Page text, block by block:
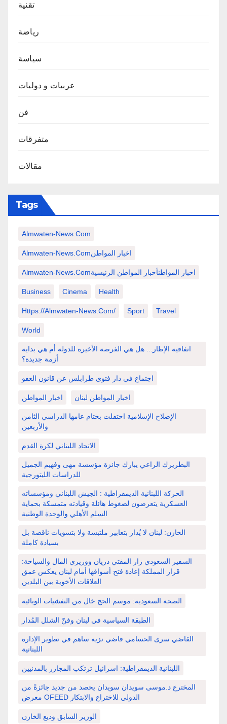
تقنية
رياضة
سياسة
عربيات و دوليات
فن
متفرقات
مقالات
Tags
Almwaten-News.com
Almwaten-News.comاخبار المواطن
Almwaten-News.comاخبار المواطنأخبار المواطن الرئيسية
Business Cinema Health
Https://almwaten-News.com/ Sport Travel
World
اتفاقية الإطار... هل هي الفرصة الأخيرة للدولة أم هي بداية
أزمة جديدة؟
اجتماع في دار فتوى طرابلس عن قانون العفو
اخبار المواطن اخبار المواطن لبنان
الإصلاح الإسلامية احتفلت بختام عامها الدراسي الثامن
والأربعين
الاتحاد اللبناني لكرة القدم
البطريرك الراعي يبارك جائزة مؤسسة مهى وفهيم الجميل
للدراسات الليتورجية
الحركة اللبنانية الديمقراطية : الجيش اللبناني ومؤسساته
العسكرية يتعرضون لضغوط هائلة وقيادته متمسكة بحماية
السلم الأهلي والوحدة الوطنية
الخازن: لبنان لا يُدار بتعابير ملتبسة ولا بتسويات ناقصة بل
بسيادة كاملة
السفير السعودي زار المفتي دريان ووزيري المال والسياحة:
قرار المملكة إعادة فتح أسواقها أمام لبنان يعكس عمق
العلاقات الأخوية بين البلدين
الصحة السعودية: موسم الحج خال من التفشيات الوبائية
الطبقة السياسية في لبنان وفنّ الشلل المُدار
القاضي سرى الحسامي قاضي نزيه ساهم في تطوير الإدارة
اللبنانية
اللبنانية الديمقراطية: اسرائيل ترتكب المجازر بالمدنيين
المخترع د.موسى سويدان سويدان يحصد من جديد جائزةً من
معرض OFEED الدولي للاختراع والابتكار
الوزير السابق وديع الخازن